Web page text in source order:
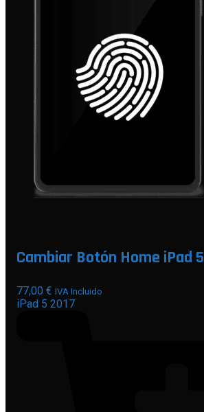
Cambiar Botón Home iPad 5
77,00 € IVA Incluido
iPad 5 2017